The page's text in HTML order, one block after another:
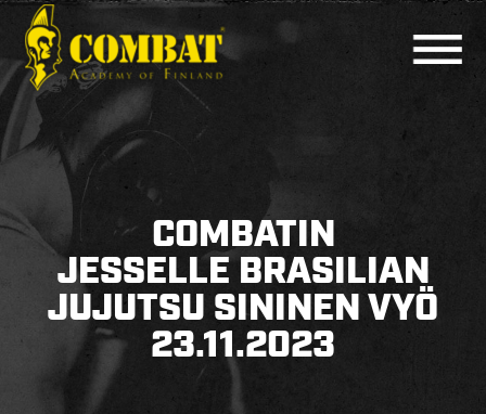
AJANKOHTAISTA
LAJIT
PERUSKURSSIT
MUUT KURSSIT
COMBATIN
JESSELLE BRASILIAN
JUJUTSU SININEN VYÖ
23.11.2023